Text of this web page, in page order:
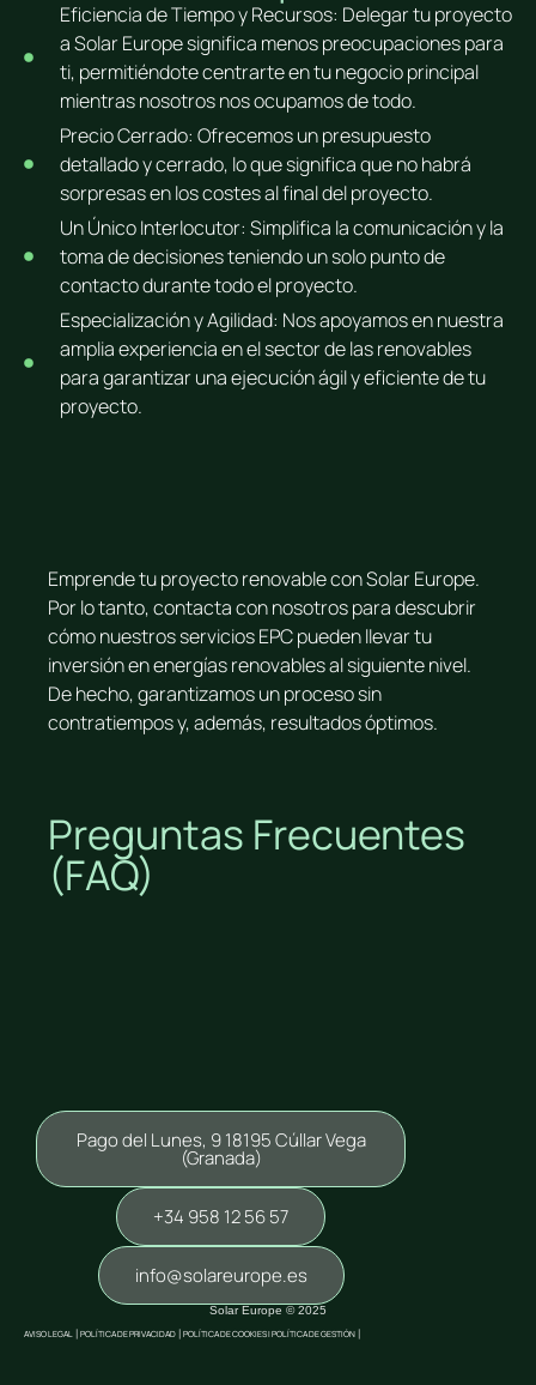
Eficiencia de Tiempo y Recursos: Delegar tu proyecto
a Solar Europe significa menos preocupaciones para
ti, permitiéndote centrarte en tu negocio principal
mientras nosotros nos ocupamos de todo.
Precio Cerrado: Ofrecemos un presupuesto
detallado y cerrado, lo que significa que no habrá
sorpresas en los costes al final del proyecto.
Un Único Interlocutor: Simplifica la comunicación y la
toma de decisiones teniendo un solo punto de
contacto durante todo el proyecto.
Especialización y Agilidad: Nos apoyamos en nuestra
amplia experiencia en el sector de las renovables
para garantizar una ejecución ágil y eficiente de tu
proyecto.
Preguntas Frecuentes
(FAQ)
Emprende tu proyecto renovable con Solar Europe.
Por lo tanto, contacta con nosotros para descubrir
cómo nuestros servicios EPC pueden llevar tu
inversión en energías renovables al siguiente nivel.
De hecho, garantizamos un proceso sin
contratiempos y, además, resultados óptimos.
Pago del Lunes, 9 18195 Cúllar Vega
(Granada)
+34 958 12 56 57
info@solareurope.es
Solar Europe © 2025
AVISO LEGAL POLÍTICA DE PRIVACIDAD POLÍTICA DE COOKIES |POLÍTICA DE GESTIÓN